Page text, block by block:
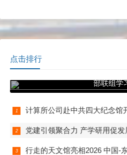
门、公司上半年度安全生产
工作汇报，对各项安全工作
上半年的重点工作，排查隐
患及时发现问题，全力以赴
抓好治理整改。
源
副
点击排行
计算所公司赴中共四大纪念
部联组学
计算所公司赴中共四大纪念馆开
党建引领聚合力 产学研用促发展——上海市计算技术研究所有限公司与上大计
行走的天文馆亮相2026 中国-东盟 上